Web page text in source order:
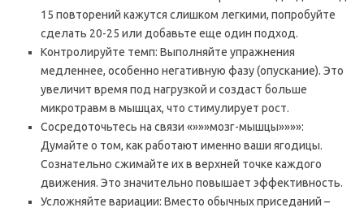
15 повторений кажутся слишком легкими, попробуйте
сделать 20-25 или добавьте еще один подход.
Контролируйте темп: Выполняйте упражнения
медленнее, особенно негативную фазу (опускание). Это
увеличит время под нагрузкой и создаст больше
микротравм в мышцах, что стимулирует рост.
Сосредоточьтесь на связи «»»»мозг-мышцы»»»»:
Думайте о том, как работают именно ваши ягодицы.
Сознательно сжимайте их в верхней точке каждого
движения. Это значительно повышает эффективность.
Усложняйте вариации: Вместо обычных приседаний –